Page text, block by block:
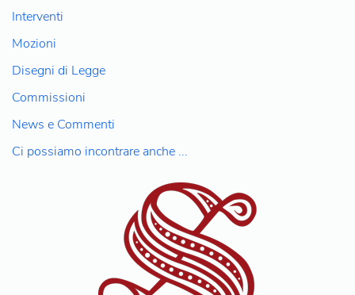
Interventi
Mozioni
Disegni di Legge
Commissioni
News e Commenti
Ci possiamo incontrare anche ...